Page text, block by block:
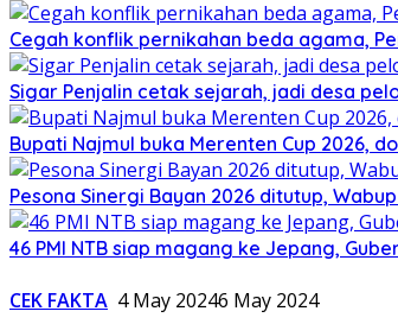
Cegah konflik pernikahan beda agama,
Sigar Penjalin cetak sejarah, jadi desa
Bupati Najmul buka Merenten Cup 2026,
Pesona Sinergi Bayan 2026 ditutup,
46 PMI NTB siap magang ke Jepang,
CEK FAKTA 4 May 20246 May 2024